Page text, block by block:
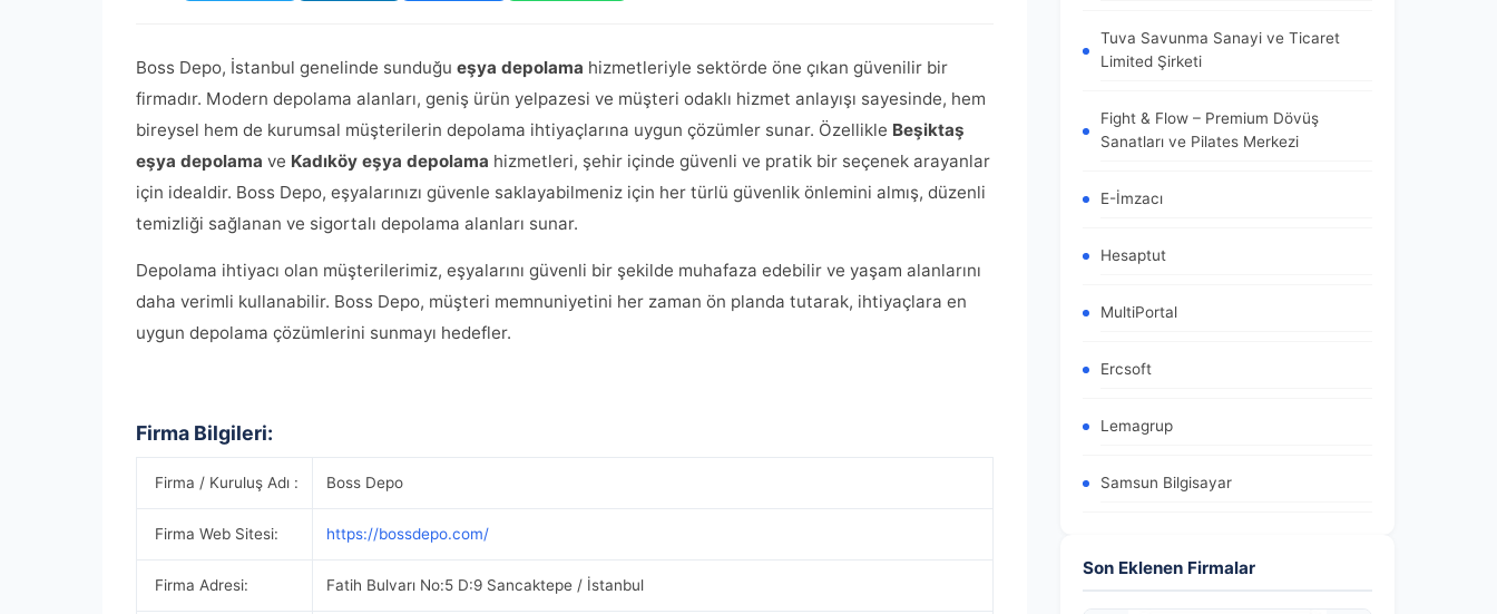
Boss Depo, İstanbul genelinde sunduğu eşya depolama hizmetleriyle sektörde öne çıkan güvenilir bir
firmadır. Modern depolama alanları, geniş ürün yelpazesi ve müşteri odaklı hizmet anlayışı sayesinde, hem
bireysel hem de kurumsal müşterilerin depolama ihtiyaçlarına uygun çözümler sunar. Özellikle Beşiktaş
eşya depolama ve Kadıköy eşya depolama hizmetleri, şehir içinde güvenli ve pratik bir seçenek arayanlar
için idealdir. Boss Depo, eşyalarınızı güvenle saklayabilmeniz için her türlü güvenlik önlemini almış, düzenli
temizliği sağlanan ve sigortalı depolama alanları sunar.
Depolama ihtiyacı olan müşterilerimiz, eşyalarını güvenli bir şekilde muhafaza edebilir ve yaşam alanlarını
daha verimli kullanabilir. Boss Depo, müşteri memnuniyetini her zaman ön planda tutarak, ihtiyaçlara en
uygun depolama çözümlerini sunmayı hedefler.
Firma Bilgileri:
Firma / Kuruluş Adı : Boss Depo
Firma Web Sitesi: https://bossdepo.com/
Firma Adresi: Fatih Bulvarı No:5 D:9 Sancaktepe / İstanbul
Tuva Savunma Sanayi ve Ticaret
Limited Şirketi
Fight & Flow – Premium Dövüş
Sanatları ve Pilates Merkezi
E-İmzacı
Hesaptut
MultiPortal
Ercsoft
Lemagrup
Samsun Bilgisayar
Son Eklenen Firmalar